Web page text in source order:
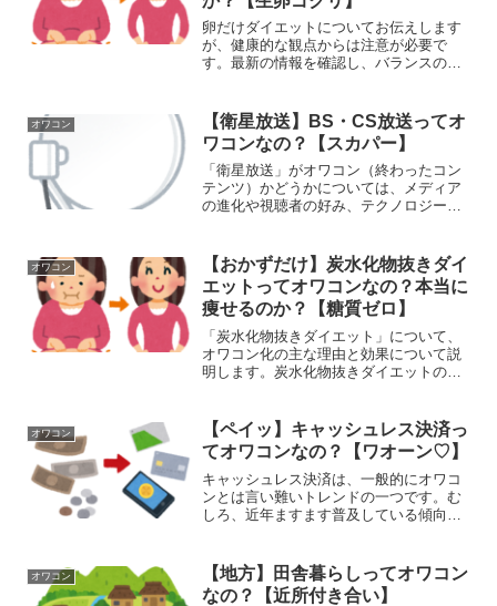
卵だけダイエットについてお伝えします
が、健康的な観点からは注意が必要で
す。最新の情報を確認し、バランスの取
な理由:1. 栄養バランスの偏り:卵はタン
パク質やビタミン、ミ...
オワコン
【衛星放送】BS・CS放送ってオ
ワコンなの？【スカパー】
「衛星放送」がオワコン（終わったコン
テンツ）かどうかについては、メディア
の進化や視聴者の好み、テクノロジーの
状況や意見によって評価が異なることを
ご理解ください。「衛星放...
オワコン
【おかずだけ】炭水化物抜きダイ
エットってオワコンなの？本当に
痩せるのか？【糖質ゼロ】
「炭水化物抜きダイエット」について、
オワコン化の主な理由と効果について説
明します。炭水化物抜きダイエットのオ
栄養素であり、体内での糖質の代謝や脳
のエネルギー供給...
オワコン
【ペイッ】キャッシュレス決済っ
てオワコンなの？【ワオーン♡】
キャッシュレス決済は、一般的にオワコ
ンとは言い難いトレンドの一つです。む
しろ、近年ますます普及している傾向が
ンになる可能性もあるかもしれません。
以下にキャッシュレス決済...
オワコン
【地方】田舎暮らしってオワコン
なの？【近所付き合い】